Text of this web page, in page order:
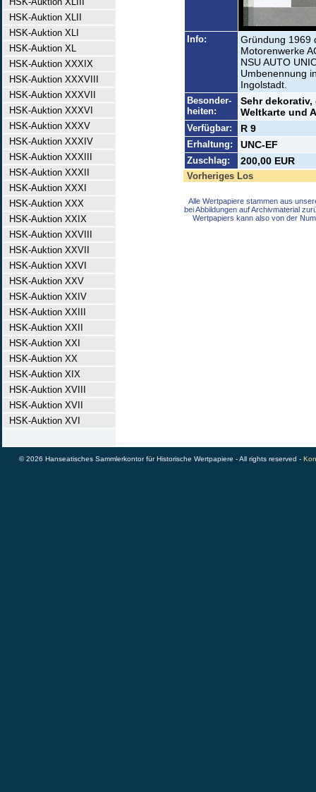
HSK-Auktion XLII
HSK-Auktion XLI
HSK-Auktion XL
HSK-Auktion XXXIX
HSK-Auktion XXXVIII
HSK-Auktion XXXVII
HSK-Auktion XXXVI
HSK-Auktion XXXV
HSK-Auktion XXXIV
HSK-Auktion XXXIII
HSK-Auktion XXXII
HSK-Auktion XXXI
HSK-Auktion XXX
HSK-Auktion XXIX
HSK-Auktion XXVIII
HSK-Auktion XXVII
HSK-Auktion XXVI
HSK-Auktion XXV
HSK-Auktion XXIV
HSK-Auktion XXIII
HSK-Auktion XXII
HSK-Auktion XXI
HSK-Auktion XX
HSK-Auktion XIX
HSK-Auktion XVIII
HSK-Auktion XVII
HSK-Auktion XVI
Info:
Gründung 1969
Motorenwerke
NSU AUTO
Umbenennung
Ingolstadt.
Besonder-
heiten:
Sehr
Weltkarte und
Verfügbar: R 9
Erhaltung: UNC-EF
Zuschlag: 200,00 EUR
Vorheriges Los
Alle Wertpapiere stammen aus
bei Abbildungen auf Archivmaterial
Wertpapiers kann also von der
© 2026 Hanseatisches Sammlerkontor für Historische Wertpapiere - All rights reserved -